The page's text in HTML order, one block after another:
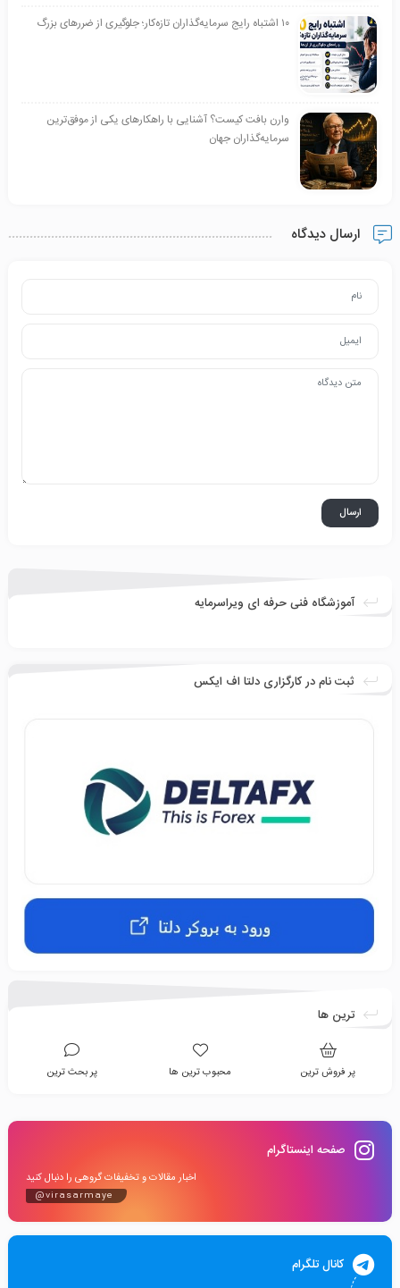
۱۰ اشتباه رایج سرمایه‌گذاران تازه‌کار؛ جلوگیری از ضررهای بزرگ
وارن بافت کیست؟ آشنایی با راهکارهای یکی از موفق‌ترین
سرمایه‌گذاران جهان
ارسال دیدگاه
آموزشگاه فنی حرفه ای ویراسرمایه
ثبت نام در کارگزاری دلتا اف ایکس
ترین ها
پر فروش ترین محبوب ترین ها پر بحث ترین
صفحه اینستاگرام
اخبار مقالات و تخفیفات گروهی را دنبال کنید
@virasarmaye
کانال تلگرام